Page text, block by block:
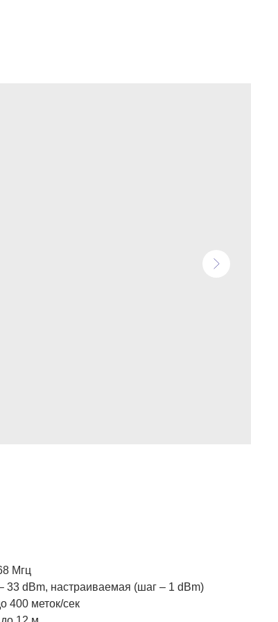
Mгц
33 dBm, настраиваемая (шаг – 1 dBm)
400 меток/сек